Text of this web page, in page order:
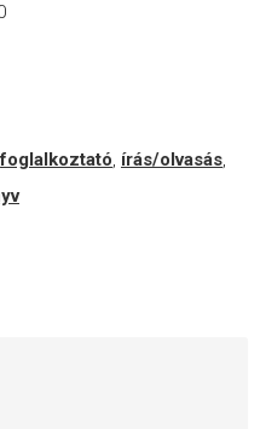
foglalkoztató, írás/olvasás,